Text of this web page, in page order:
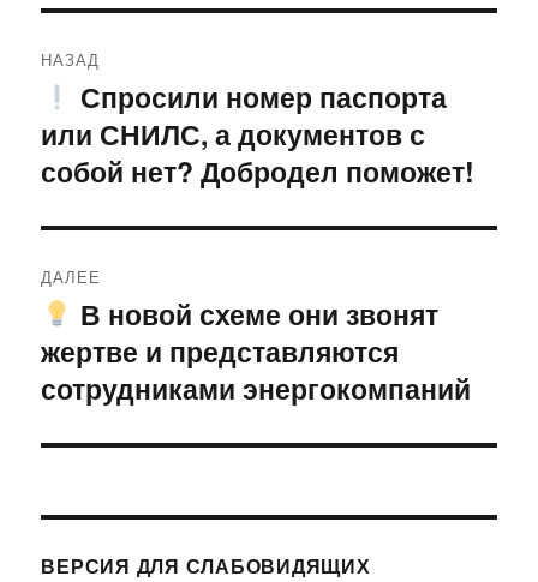
по
записям
НАЗАД
Предыдущая
запись:
Спросили номер паспорта
или СНИЛС, а документов с
собой нет? Добродел поможет!
ДАЛЕЕ
Следующая
запись:
В новой схеме они звонят
жертве и представляются
сотрудниками энергокомпаний
ВЕРСИЯ ДЛЯ СЛАБОВИДЯЩИХ